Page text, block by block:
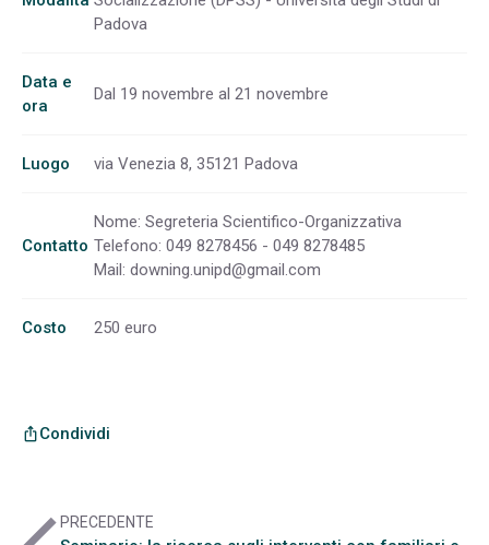
Padova
Data e
ora
Dal 19 novembre al 21 novembre
Luogo via Venezia 8, 35121 Padova
Contatto
Nome: Segreteria Scientifico-Organizzativa
Telefono: 049 8278456 - 049 8278485
Mail: downing.unipd@gmail.com
Costo 250 euro
ios_shareCondividi
PRECEDENTE